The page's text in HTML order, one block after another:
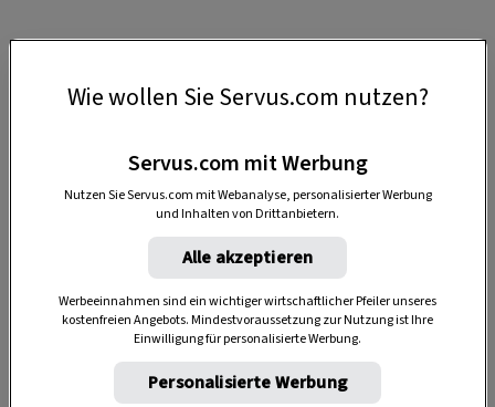
Es heißt ja, man isst auch mit den Augen. Das gilt
die besten Gräser und beschnüffeln sie
ausgiebig.
2. Das Maul
Hier kommen Gras, Heu, Kräuter und was Kühe
sonst gerne naschen (z. B.ÄpfelundBrot
Da Kühe oben keine Zähne haben, drücken sie
Wie wollen Sie Servus.com nutzen?
Servus.com mit Werbung
Nutzen Sie Servus.com mit Webanalyse, personalisierter Werbung
und Inhalten von Drittanbietern.
Alle akzeptieren
Werbeeinnahmen sind ein wichtiger wirtschaftlicher Pfeiler unseres
kostenfreien Angebots. Mindestvoraussetzung zur Nutzung ist Ihre
Einwilligung für personalisierte Werbung.
Personalisierte Werbung